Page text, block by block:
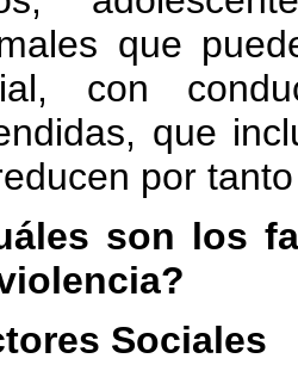
que
con
que
por
son los
Sociales